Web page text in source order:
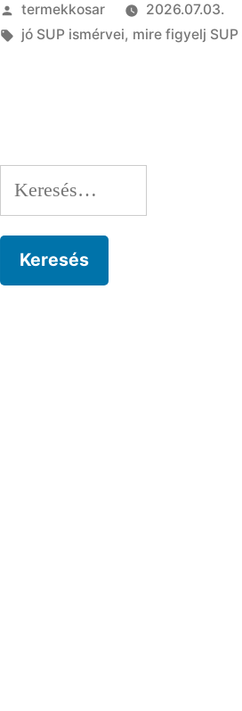
12
ellenőrizz”
Szerző:
termekkosar 2026.07.03.
Címke:
jó SUP ismérvei, mire figyelj
Keresés: